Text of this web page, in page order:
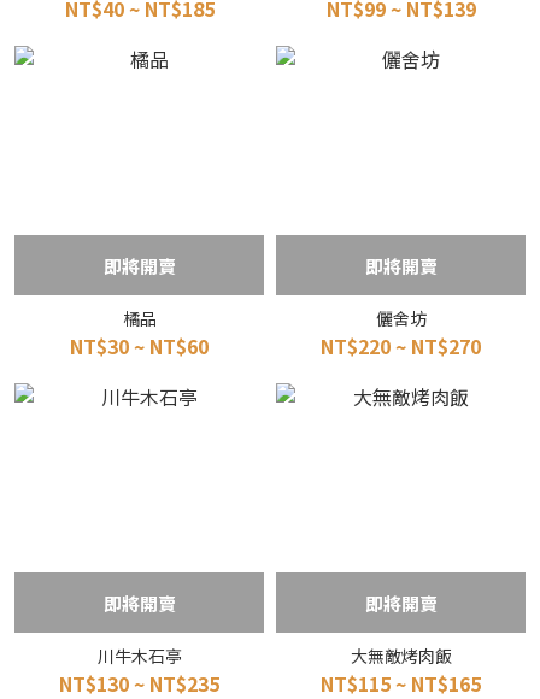
NT$40 ~ NT$185 NT$99 ~ NT$139
即將開賣
橘品
NT$30 ~ NT$60
即將開賣
儷舍坊
NT$220 ~ NT$270
即將開賣
川牛木石亭
NT$130 ~ NT$235
即將開賣
大無敵烤肉飯
NT$115 ~ NT$165